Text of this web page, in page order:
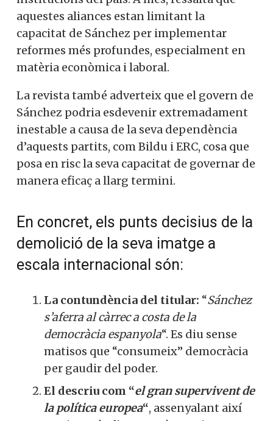
aquestes aliances estan limitant la
capacitat de Sánchez per implementar
reformes més profundes, especialment en
matèria econòmica i laboral.
La revista també adverteix que el govern de
Sánchez podria esdevenir extremadament
inestable a causa de la seva dependència
d’aquests partits, com Bildu i ERC, cosa que
posa en risc la seva capacitat de governar de
manera eficaç a llarg termini.
En concret, els punts decisius de la
demolició de la seva imatge a
escala internacional són:
La contundència del titular: “Sánchez
s’aferra al càrrec a costa de la
democràcia espanyola“. Es diu sense
matisos que “consumeix” democràcia
per gaudir del poder.
El descriu com “el gran supervivent de
la política europea“, assenyalant així